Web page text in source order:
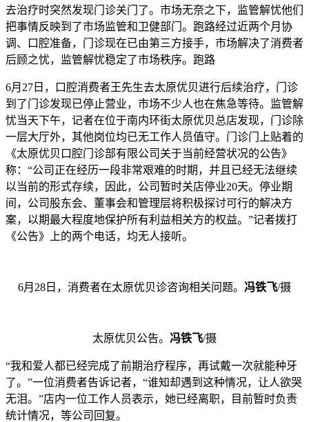
去治疗时突然发现门诊关门了。市场无奈之下，监管解忧他们
把事情反映到了市场监管和卫健部门。跑路经过近两个月协
调、口腔准备，门诊现在已由第三方接手，市场解决了消费者
后顾之忧，监管解忧稳定了市场秩序。跑路
6月27日，口腔消费者王先生去太原优贝进行后续治疗，门诊
到了门诊发现已停止营业，市场不少人也在焦急等待。监管解
忧当天下午，记者在位于南内环街太原优贝总店发现，门诊除
一层大厅外，其他岗位均已无工作人员值守。门诊门上贴着的
《太原优贝口腔门诊部有限公司关于当前经营状况的公告》
称：“公司正在经历一段非常艰难的时期，并且已经无法继续
以当前的形式存续，因此，公司暂时关店停业20天。停业期
间，公司股东会、董事会和管理层将积极探讨可行的解决方
案，以期最大程度地保护所有利益相关方的权益。”记者拨打
《公告》上的两个电话，均无人接听。
6月28日，消费者在太原优贝诊咨询相关问题。 冯铁飞/摄
太原优贝公告。 冯铁飞/摄
“我和爱人都已经完成了前期治疗程序，再试戴一次就能种牙
了。”一位消费者告诉记者，“谁知却遇到这种情况，让人欲哭
无泪。”店内一位工作人员表示，她已经离职，目前暂时负责
统计情况，等公司回复。